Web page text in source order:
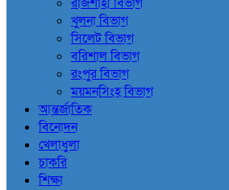
খুলনা বিভাগ
সিলেট বিভাগ
বরিশাল বিভাগ
রংপুর বিভাগ
ময়মনসিংহ বিভাগ
আন্তর্জাতিক
বিনোদন
খেলাধুলা
চাকরি
শিক্ষা